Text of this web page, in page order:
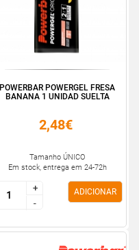
POWERBAR POWERGEL FRESA
BANANA 1 UNIDAD SUELTA
2,48€
Tamanho ÚNICO
Em stock, entrega em 24-72h
+
-
+
-
ADICIONAR